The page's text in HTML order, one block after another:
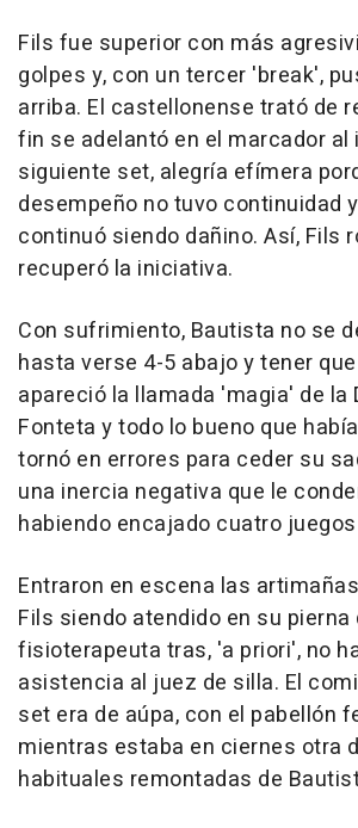
Fils fue superior con más
golpes y, con un tercer 'break',
arriba. El castellonense trató de
fin se adelantó en el marcador al
siguiente set, alegría efímera
desempeño no tuvo continuidad
continuó siendo dañino. Así, Fils
recuperó la iniciativa.
Con sufrimiento, Bautista no se
hasta verse 4-5 abajo y tener
apareció la llamada 'magia' de la
Fonteta y todo lo bueno que
tornó en errores para ceder su
una inercia negativa que le
habiendo encajado cuatro
Entraron en escena las
Fils siendo atendido en su pierna
fisioterapeuta tras, 'a priori', no
asistencia al juez de silla. El
set era de aúpa, con el pabellón
mientras estaba en ciernes otra
habituales remontadas de